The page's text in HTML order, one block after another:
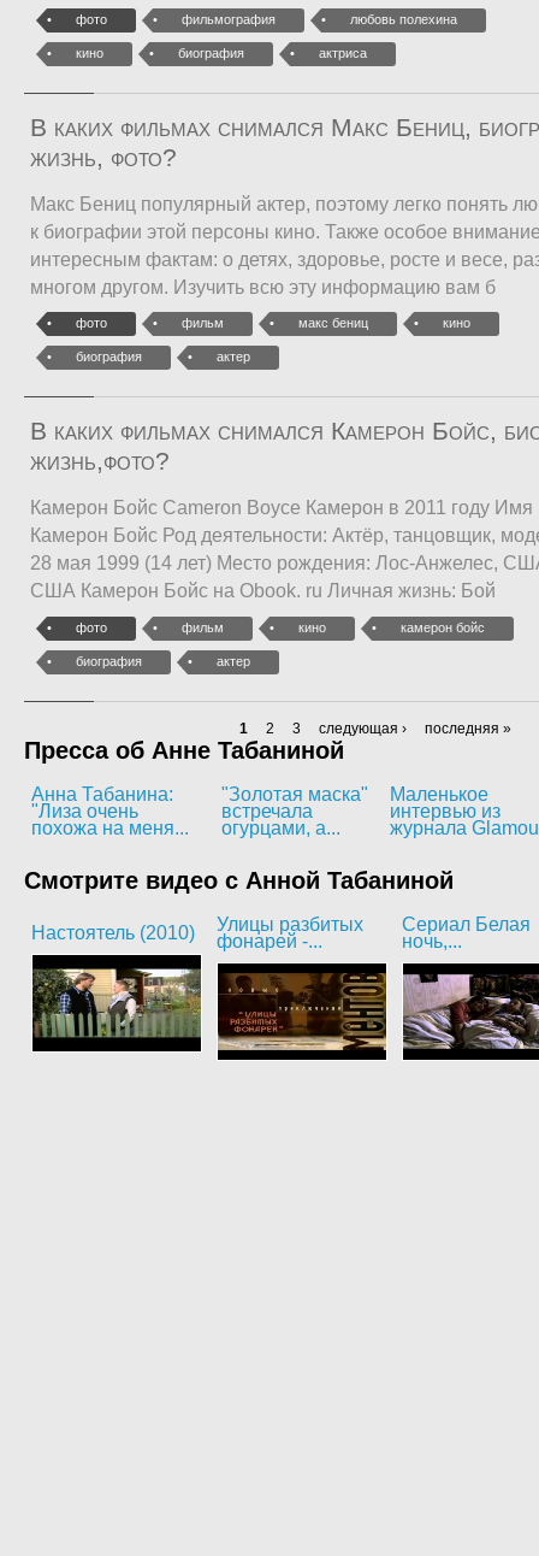
фото фильмография любовь полехина
кино биография актриса
В каких фильмах снимался Макс Бениц,
жизнь, фото?
Макс Бениц популярный актер, поэтому легко понять
к биографии этой персоны кино. Также особое
интересным фактам: о детях, здоровье, росте и весе,
многом другом. Изучить всю эту информацию вам б
фото фильм макс бениц кино
биография актер
В каких фильмах снимался Камерон Бойс,
жизнь,фото?
Камерон Бойс Cameron Boyce Камерон в 2011 году
Камерон Бойс Род деятельности: Актёр, танцовщик,
28 мая 1999 (14 лет) Место рождения: Лос-Анжелес,
США Камерон Бойс на Obook. ru Личная жизнь: Бой
фото фильм кино камерон бойс
биография актер
1 2 3 следующая › последняя »
Пресса об Анне Табаниной
Анна Табанина:
"Лиза очень
похожа на меня...
"Золотая маска"
встречала
огурцами, а...
Маленькое
интервью из
журнала
Смотрите видео с Анной Табаниной
Настоятель (2010)
Улицы разбитых
фонарей -...
Сериал Белая
ночь,...